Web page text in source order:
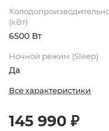
(кВт)
6500 Вт
Ночной режим (Sleep)
Да
Все характеристики
145 990 ₽